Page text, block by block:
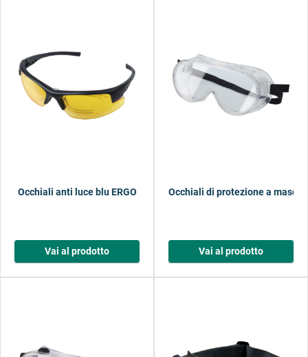
Occhiali anti luce blu ERGO
Vai al prodotto
Occhiali di protezione a
Vai al prodotto